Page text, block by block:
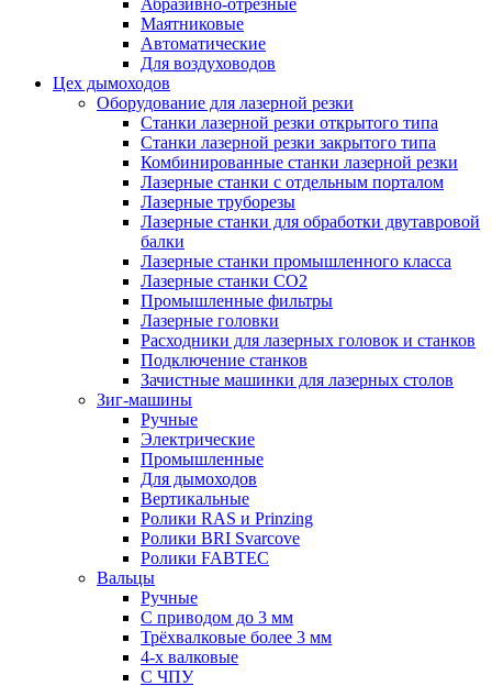
Абразивно-отрезные
Маятниковые
Автоматические
Для воздуховодов
Цех дымоходов
Оборудование для лазерной резки
Станки лазерной резки открытого типа
Станки лазерной резки закрытого типа
Комбинированные станки лазерной резки
Лазерные станки с отдельным порталом
Лазерные труборезы
Лазерные станки для обработки двутавровой
балки
Лазерные станки промышленного класса
Лазерные станки CO2
Промышленные фильтры
Лазерные головки
Расходники для лазерных головок и станков
Подключение станков
Зачистные машинки для лазерных столов
Зиг-машины
Ручные
Электрические
Промышленные
Для дымоходов
Вертикальные
Ролики RAS и Prinzing
Ролики BRI Svarcove
Ролики FABTEC
Вальцы
Ручные
С приводом до 3 мм
Трёхвалковые более 3 мм
4-х валковые
С ЧПУ